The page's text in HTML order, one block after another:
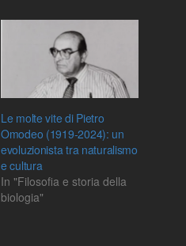
Le molte vite di Pietro
Omodeo (1919-2024): un
evoluzionista tra naturalismo
e cultura
In "Filosofia e storia della
biologia"